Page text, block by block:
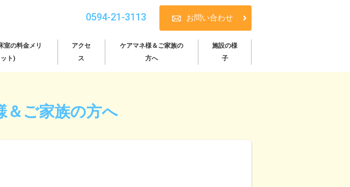
0594-21-3113 お問い合わせ
室の料金メリ
ット)
アクセ
ス
ケアマネ様＆ご家族の
方へ
施設の様
子
＆ご家族の方へ